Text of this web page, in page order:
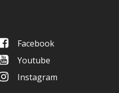
Facebook
Youtube
Instagram